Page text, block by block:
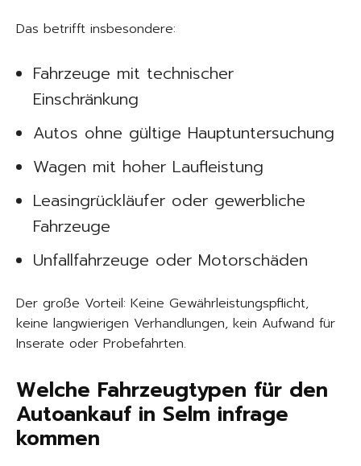
Das betrifft insbesondere:
Fahrzeuge mit technischer
Einschränkung
Autos ohne gültige Hauptuntersuchung
Wagen mit hoher Laufleistung
Leasingrückläufer oder gewerbliche
Fahrzeuge
Unfallfahrzeuge oder Motorschäden
Der große Vorteil: Keine Gewährleistungspflicht,
keine langwierigen Verhandlungen, kein Aufwand für
Inserate oder Probefahrten.
Welche Fahrzeugtypen für den
Autoankauf in Selm infrage
kommen